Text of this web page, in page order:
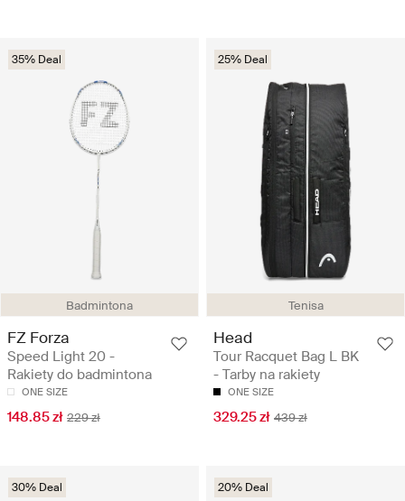
Badmintona
35% Deal
FZ Forza
Speed Light 20 -
Rakiety do badmintona
ONE SIZE
148.85 zł 229 zł
Tenisa
25% Deal
Head
Tour Racquet Bag L BK
- Tarby na rakiety
ONE SIZE
329.25 zł 439 zł
30% Deal 20% Deal